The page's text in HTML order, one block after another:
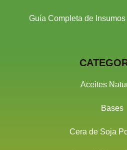
Guía Completa de
Aceites
Bases
Cera de Soja